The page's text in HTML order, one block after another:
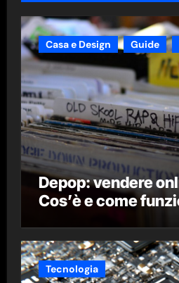
Casa e Design Guide
Depop: vendere
Cos’è e come
Tecnologia